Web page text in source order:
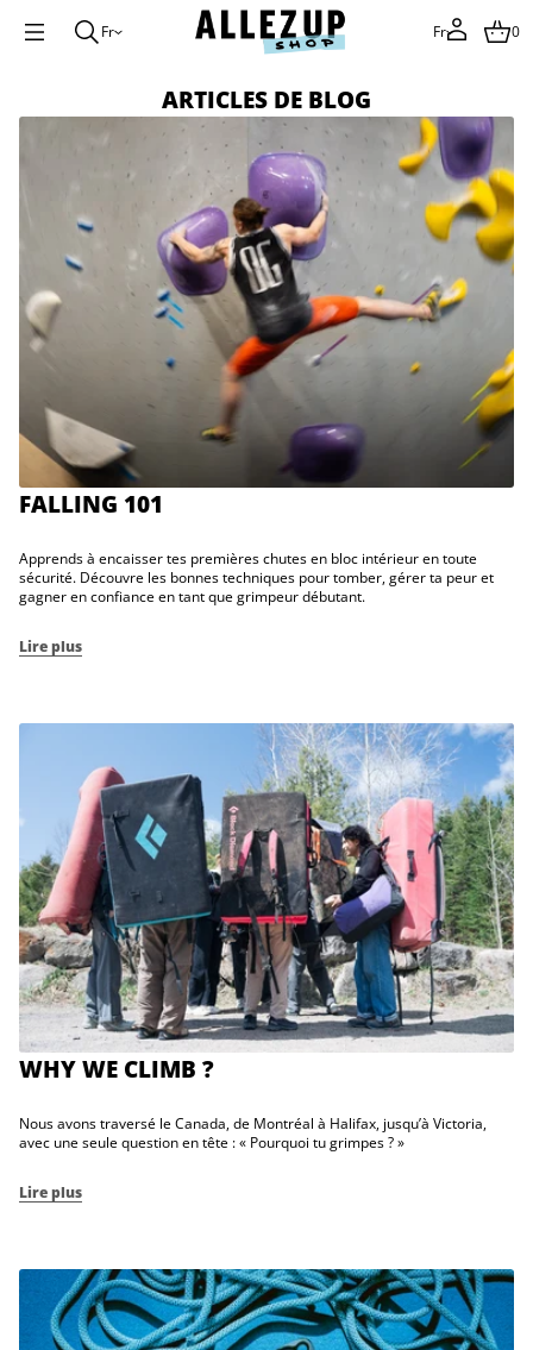
Fr Fr 0
ARTICLES DE BLOG
FALLING 101
Apprends à encaisser tes premières chutes en bloc intérieur en toute
sécurité. Découvre les bonnes techniques pour tomber, gérer ta peur et
gagner en confiance en tant que grimpeur débutant.
Lire plus
WHY WE CLIMB ?
Nous avons traversé le Canada, de Montréal à Halifax, jusqu’à Victoria,
avec une seule question en tête : « Pourquoi tu grimpes ? »
Lire plus